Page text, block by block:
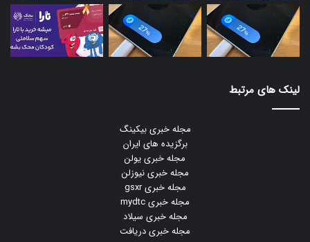
لینک های مرتبط
مجله خبری بیکینگ
برگزیده های ایران
مجله خبری یولن
مجله خبری نیوزلن
مجله خبری gsxr
مجله خبری mydtc
مجله خبری سیلاد
مجله خبری دریافت